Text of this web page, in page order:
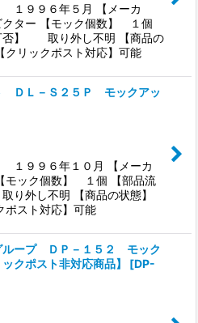
９９６年５月 【メーカ
ター 【モック個数】 １個
否】 取り外し不明 【商品の
リックポスト対応】可能
ＤＬ－Ｓ２５Ｐ モックアッ
９９６年１０月 【メーカ
ック個数】 １個 【部品流
外し不明 【商品の状態】
ポスト対応】可能
ループ ＤＰ－１５２ モック
クポスト非対応商品】
[DP-